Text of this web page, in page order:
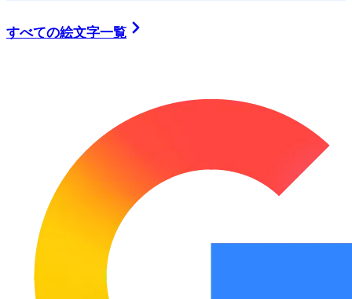
すべての絵文字一覧